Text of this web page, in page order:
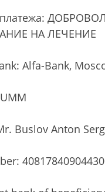
НА ЛЕЧЕНИЕ
Alfa-Bank,
Buslov Anton